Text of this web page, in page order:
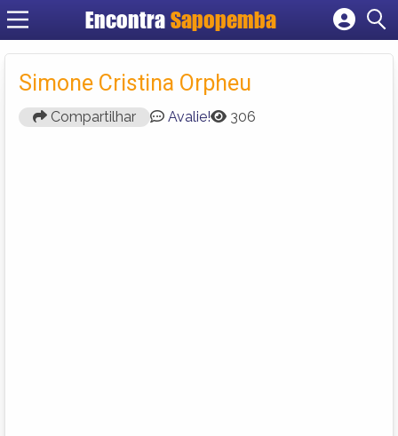
Encontra Sapopemba
Cadastrar empresa
Criar conta
Simone Cristina Orpheu
Compartilhar Avalie! 306